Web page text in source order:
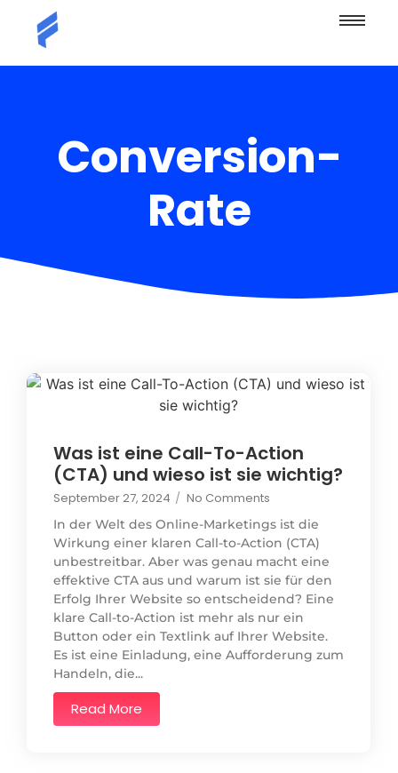
Conversion-
Rate
Was ist eine Call-To-Action
(CTA) und wieso ist sie wichtig?
September 27, 2024 / No Comments
In der Welt des Online-Marketings ist die
Wirkung einer klaren Call-to-Action (CTA)
unbestreitbar. Aber was genau macht eine
effektive CTA aus und warum ist sie für den
Erfolg Ihrer Website so entscheidend? Eine
klare Call-to-Action ist mehr als nur ein
Button oder ein Textlink auf Ihrer Website.
Es ist eine Einladung, eine Aufforderung zum
Handeln, die...
Read More